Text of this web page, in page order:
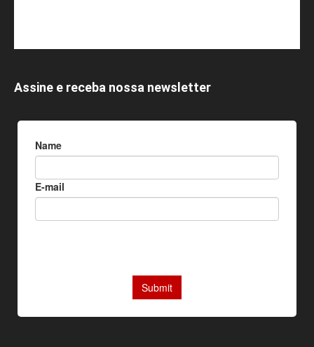
Assine e receba nossa newsletter